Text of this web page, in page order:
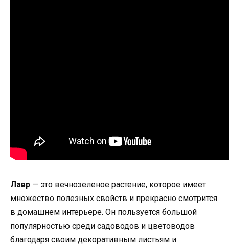
Лавр — это вечнозеленое растение, которое имеет
множество полезных свойств и прекрасно смотрится
в домашнем интерьере. Он пользуется большой
популярностью среди садоводов и цветоводов
благодаря своим декоративным листьям и